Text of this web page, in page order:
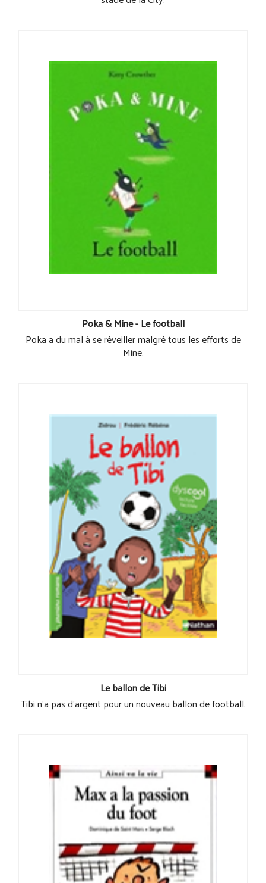
Poka & Mine - Le football
Poka a du mal à se réveiller malgré tous les efforts de
Mine.
Le ballon de Tibi
Tibi n'a pas d'argent pour un nouveau ballon de football.